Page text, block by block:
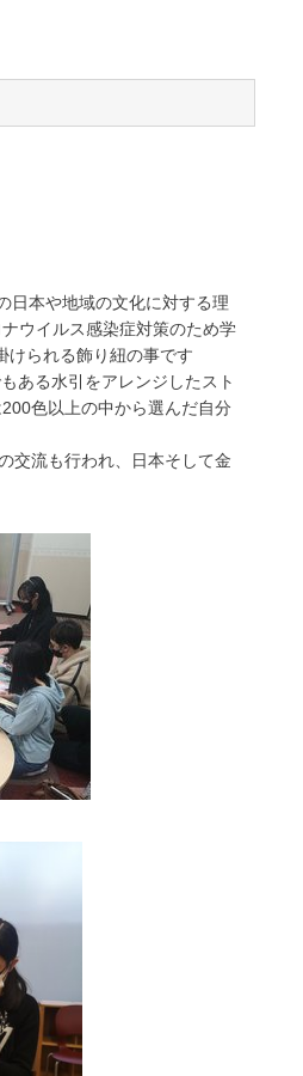
日本や地域の文化に対する理
ウイルス感染症対策のため学
けられる飾り紐の事です
ある水引をアレンジしたスト
色以上の中から選んだ自分
交流も行われ、日本そして金